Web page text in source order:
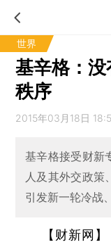
世界
基辛格：
秩序
2015年03月18日
基辛格接受财新
人及其外交政策
引发新一轮冷战
【财新网